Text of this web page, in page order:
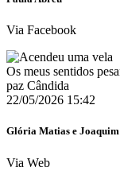
Via Facebook
Os meus sentidos
paz Cândida
22/05/2026 15:42
Glória Matias e
Via Web